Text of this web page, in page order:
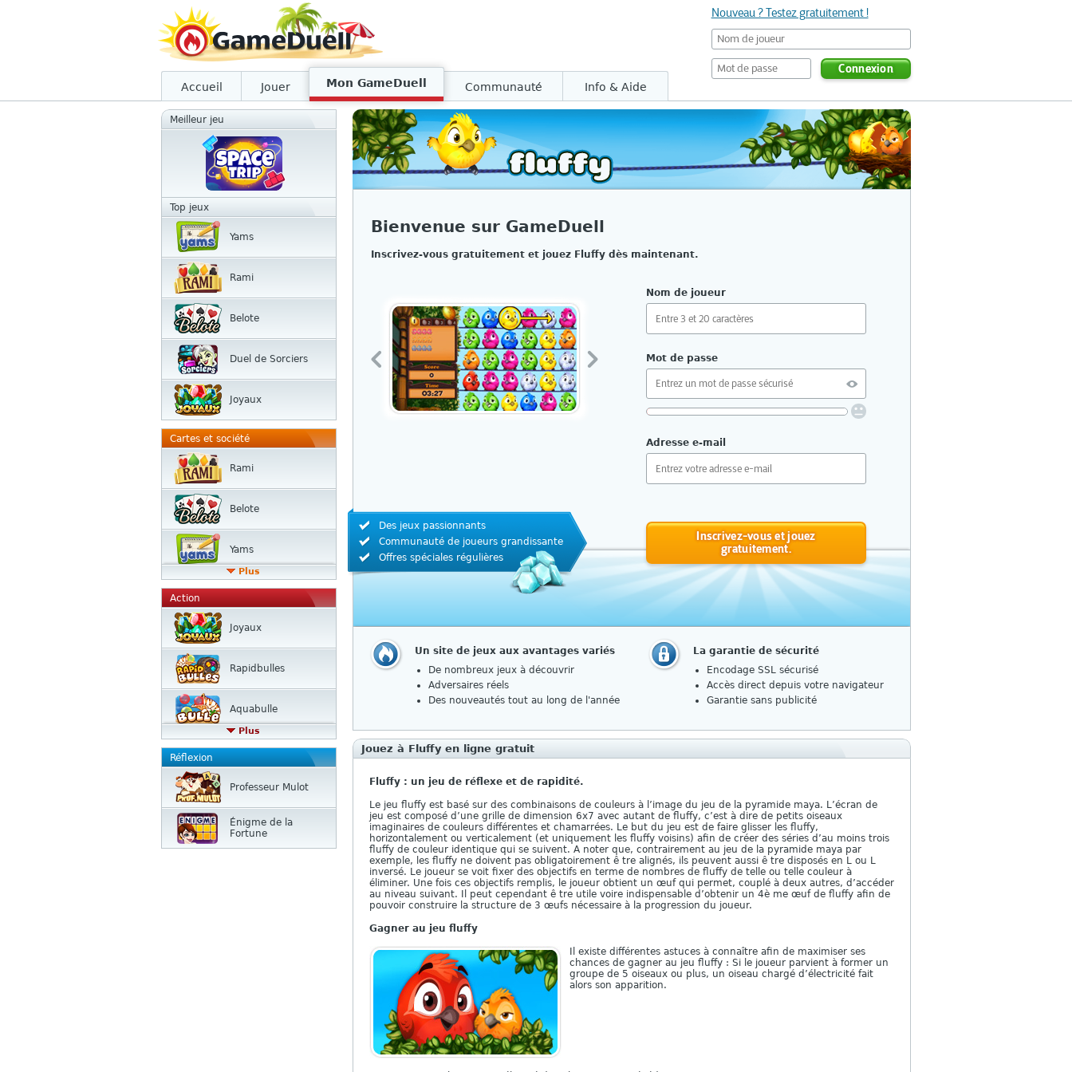
Nouveau ? Testez gratuitement !
Connexion
Accueil Jouer Mon GameDuell Communauté Info & Aide
Meilleur jeu
Top jeux
Yams
Rami
Belote
Duel de Sorciers
Joyaux
Cartes et société
Rami
Belote
Yams
Plus
Action
Joyaux
Rapidbulles
Aquabulle
Plus
Réflexion
Professeur Mulot
Énigme de la
Fortune
Bienvenue sur GameDuell
Inscrivez-vous gratuitement et jouez Fluffy dès maintenant.
Nom de joueur
Mot de passe
Exigences :
Chiffres et caractères spéciaux
Comment choisir un mot de passe sécurisé ?
Adresse e-mail
Inscrivez-vous et jouez
gratuitement.
Des jeux passionnants
Communauté de joueurs grandissante
Offres spéciales régulières
Un site de jeux aux avantages variés
De nombreux jeux à découvrir
Adversaires réels
Des nouveautés tout au long de l'année
La garantie de sécurité
Encodage SSL sécurisé
Accès direct depuis votre navigateur
Garantie sans publicité
Jouez à Fluffy en ligne gratuit
Fluffy : un jeu de réflexe et de rapidité.
Le jeu fluffy est basé sur des combinaisons de couleurs à l’image du jeu de la pyramide maya. L’écran de
jeu est composé d’une grille de dimension 6x7 avec autant de fluffy, c’est à dire de petits oiseaux
imaginaires de couleurs différentes et chamarrées. Le but du jeu est de faire glisser les fluffy,
horizontalement ou verticalement (et uniquement les fluffy voisins) afin de créer des séries d’au moins trois
fluffy de couleur identique qui se suivent. A noter que, contrairement au jeu de la pyramide maya par
exemple, les fluffy ne doivent pas obligatoirement ê tre alignés, ils peuvent aussi ê tre disposés en L ou L
inversé. Le joueur se voit fixer des objectifs en terme de nombres de fluffy de telle ou telle couleur à
éliminer. Une fois ces objectifs remplis, le joueur obtient un œuf qui permet, couplé à deux autres, d’accéder
au niveau suivant. Il peut cependant ê tre utile voire indispensable d’obtenir un 4è me œuf de fluffy afin de
pouvoir construire la structure de 3 œufs nécessaire à la progression du joueur.
Gagner au jeu fluffy
Il existe différentes astuces à connaître afin de maximiser ses
chances de gagner au jeu fluffy : Si le joueur parvient à former un
groupe de 5 oiseaux ou plus, un oiseau chargé d’électricité fait
alors son apparition.